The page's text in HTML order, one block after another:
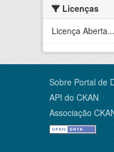
Licenças
Licença Aberta...
Sobre Portal de
API do CKAN
Associação